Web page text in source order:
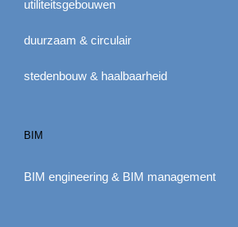
utiliteitsgebouwen
duurzaam & circulair
stedenbouw & haalbaarheid
BIM
BIM engineering & BIM management